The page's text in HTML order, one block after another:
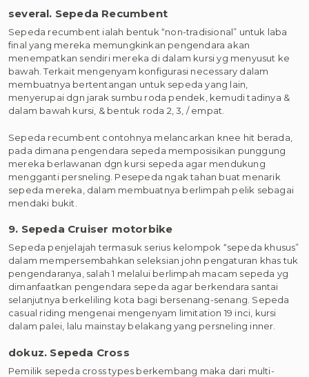
several. Sepeda Recumbent
Sepeda recumbent ialah bentuk “non-tradisional” untuk laba
final yang mereka memungkinkan pengendara akan
menempatkan sendiri mereka di dalam kursi yg menyusut ke
bawah. Terkait mengenyam konfigurasi necessary dalam
membuatnya bertentangan untuk sepeda yang lain,
menyerupai dgn jarak sumbu roda pendek, kemudi tadinya &
dalam bawah kursi, & bentuk roda 2, 3, / empat.
Sepeda recumbent contohnya melancarkan knee hit berada,
pada dimana pengendara sepeda memposisikan punggung
mereka berlawanan dgn kursi sepeda agar mendukung
mengganti persneling. Pesepeda ngak tahan buat menarik
sepeda mereka, dalam membuatnya berlimpah pelik sebagai
mendaki bukit.
9. Sepeda Cruiser motorbike
Sepeda penjelajah termasuk serius kelompok “sepeda khusus”
dalam mempersembahkan seleksian john pengaturan khas tuk
pengendaranya, salah 1 melalui berlimpah macam sepeda yg
dimanfaatkan pengendara sepeda agar berkendara santai
selanjutnya berkeliling kota bagi bersenang-senang. Sepeda
casual riding mengenai mengenyam limitation 19 inci, kursi
dalam palei, lalu mainstay belakang yang persneling inner.
dokuz. Sepeda Cross
Pemilik sepeda cross types berkembang maka dari multi-